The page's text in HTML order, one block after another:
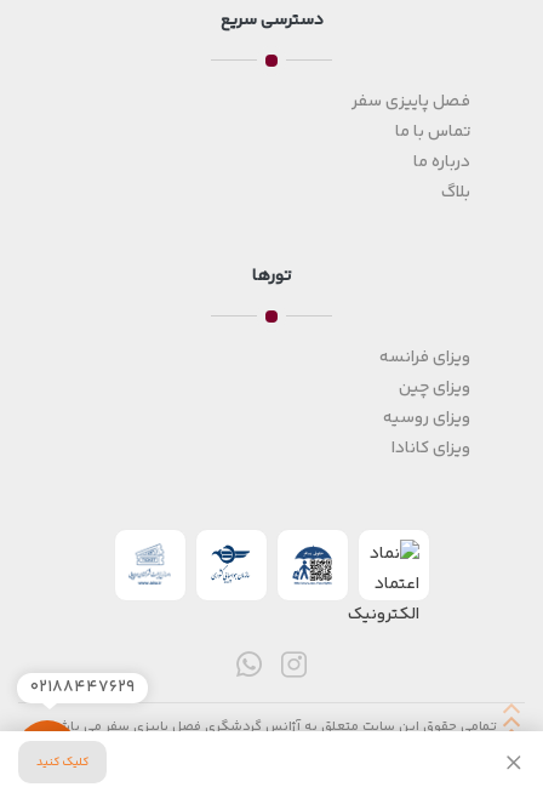
کلیک کنید
دسترسی سریع
فصل پاییزی سفر
تماس با ما
درباره ما
بلاگ
تورها
ویزای فرانسه
ویزای چین
ویزای روسیه
ویزای کانادا
تمامی حقوق این سایت متعلق به آژانس گردشگری فصل پاییزی سفر می باشد.
۰۲۱۸۸۴۴۷۶۲۹